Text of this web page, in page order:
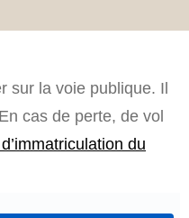
sur la voie publique. Il
cas de perte, de vol
du